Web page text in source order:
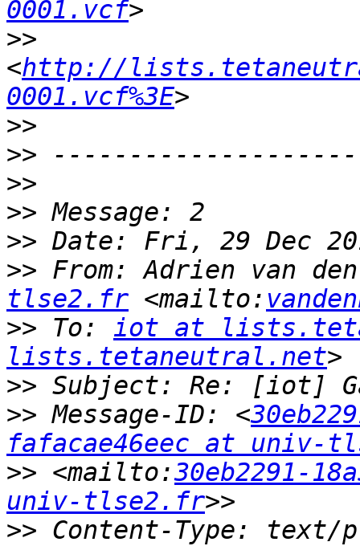
0001.vcf
>>
<http://
0001.vcf%3E
>>
>>
>>
>>
>>
>> From: Adrien van
tlse2.fr <mailto:
>> To: iot at
lists.tetaneutral.net
>>
>> Message-ID: <
fafacae46eec at univ-
>> <mailto:30eb2291-
univ-tlse2.fr
>> Content-Type: